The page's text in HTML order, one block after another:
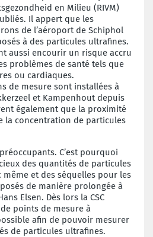
en Milieu (RIVM)
Il appert que les
de l’aéroport de Schiphol
à des particules ultrafines.
aussi encourir un risque accru
problèmes de santé tels que
ou cardiaques.
de mesure sont installées à
et Kampenhout depuis
également que la proximité
la concentration de particules
C’est pourquoi
des quantités de particules
et des séquelles pour les
de manière prolongée à
Elsen. Dès lors la CSC
points de mesure à
afin de pouvoir mesurer
de particules ultrafines.